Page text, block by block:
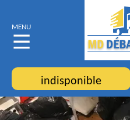
MENU
indisponible